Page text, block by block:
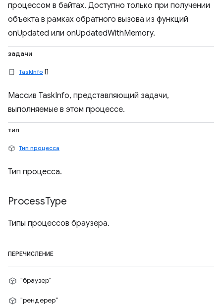
процессом в байтах. Доступно только при получении
объекта в рамках обратного вызова из функций
onUpdated или onUpdatedWithMemory.
задачи
TaskInfo []
Массив TaskInfo, представляющий задачи,
выполняемые в этом процессе.
тип
Тип процесса
Тип процесса.
ProcessType
Типы процессов браузера.
ПЕРЕЧИСЛЕНИЕ
"браузер"
"рендерер"